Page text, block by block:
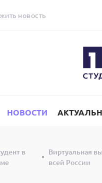
новость
НОВОСТИ
в
Виртуальная
всей России